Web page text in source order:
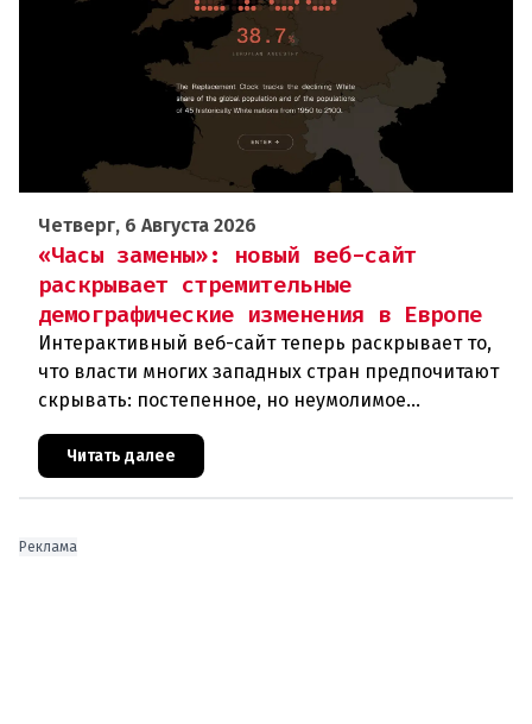
Четверг, 6 Августа 2026
«Часы замены»: новый веб-сайт
раскрывает стремительные
демографические изменения в Европе
Интерактивный веб-сайт теперь раскрывает то,
что власти многих западных стран предпочитают
скрывать: постепенное, но неумолимое
сокращение численности населения
европейского происхождения. «Часы замен
Читать далее
Реклама